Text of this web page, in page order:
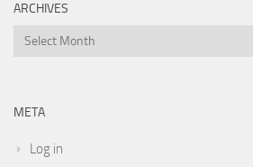
ARCHIVES
Archives
META
Log in